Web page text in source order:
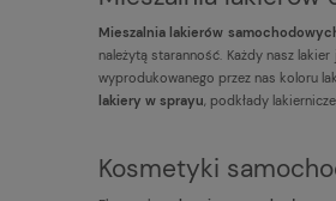
Mieszalnia lakierów
należytą staranność. Każdy nasz
wyprodukowanego przez nas koloru
lakiery w sprayu , podkłady
Kosmetyki